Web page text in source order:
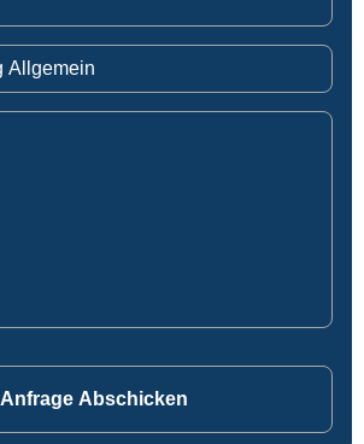
Anfrage Abschicken